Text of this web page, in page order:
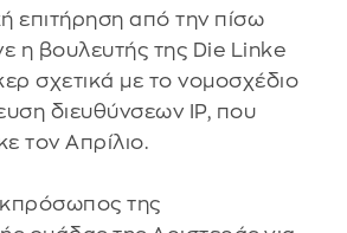
επιτήρηση από την πίσω
η βουλευτής της Die Linke
σχετικά με το νομοσχέδιο
διευθύνσεων IP, που
τον Απρίλιο.
της